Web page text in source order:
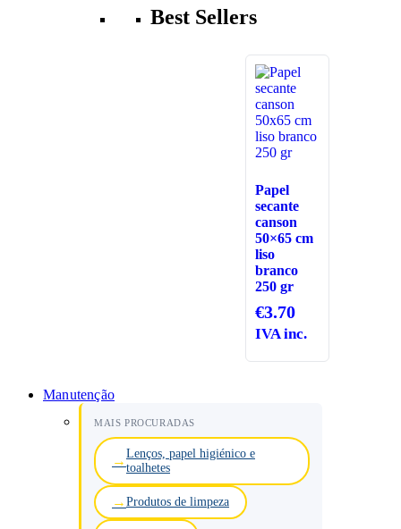
Best Sellers
Papel
secante
canson
50×65 cm
liso
branco
250 gr
€3.70
IVA inc.
Manutenção
MAIS PROCURADAS
Lenços, papel higiénico e
toalhetes
Produtos de limpeza